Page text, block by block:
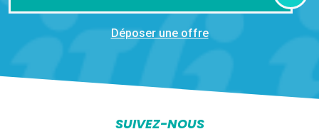
Déposer une offre
SUIVEZ-NOUS